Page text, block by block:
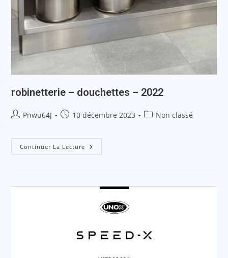
robinetterie – douchettes – 2022
Pnwu64J 10 décembre 2023 Non classé
Continuer La Lecture